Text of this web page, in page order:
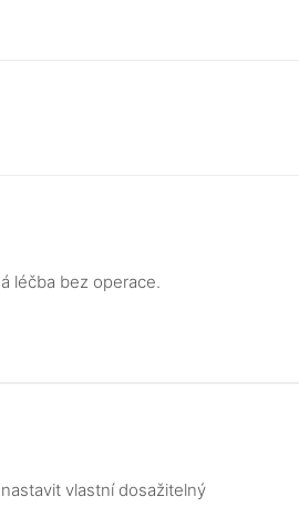
léčba bez operace.
vlastní dosažitelný